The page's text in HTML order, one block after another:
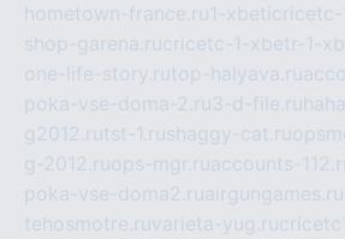
hometown-france.ru1-
shop-garena.rucricetc-1-xbetr-1-
one-life-story.rutop-halyava.ru
poka-vse-doma-2.ru3-d-file.ru
g2012.rutst-1.rushaggy-cat.ru
g-2012.ruops-mgr.ruaccounts-
poka-vse-doma2.ruairgungames.ru
tehosmotre.ruvarieta-yug.ru